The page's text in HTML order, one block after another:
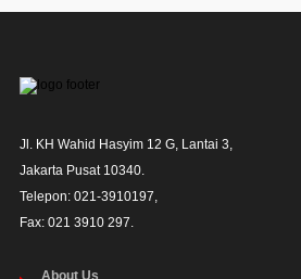
Jl. KH Wahid Hasyim 12 G, Lantai 3,
Jakarta Pusat 10340.
Telepon: 021-3910197,
Fax: 021 3910 297.
About Us